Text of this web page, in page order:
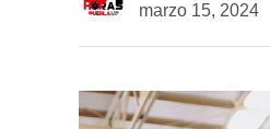
marzo 15, 2024